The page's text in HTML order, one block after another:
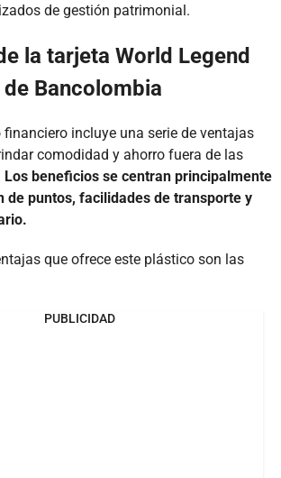
de gestión patrimonial.
la tarjeta World Legend
Bancolombia
financiero incluye una serie de ventajas
comodidad y ahorro fuera de las
Los beneficios se centran principalmente
de puntos, facilidades de transporte y
que ofrece este plástico son las
PUBLICIDAD